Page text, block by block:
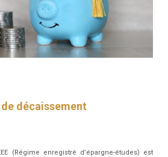
de décaissement
(Régime enregistré d’épargne-études) est